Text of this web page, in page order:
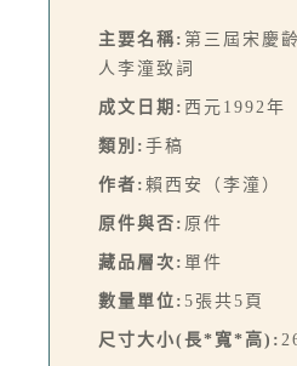
主要名稱: 第三屆宋慶
人李潼致詞
成文日期: 西元1992年
類別: 手稿
作者: 賴西安（李潼）
原件與否: 原件
藏品層次: 單件
數量單位: 5張共5頁
尺寸大小(長*寬*高):